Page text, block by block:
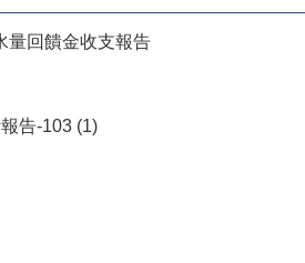
量回饋金收支報告
告-103 (1)